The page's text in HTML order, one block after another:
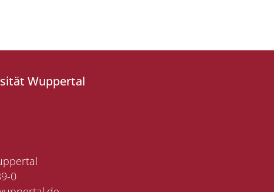
Wuppertal
0